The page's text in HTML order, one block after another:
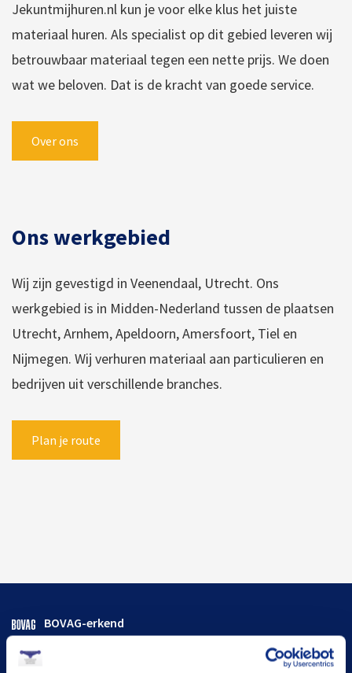
Jekuntmijhuren.nl kun je voor elke klus het juiste
materiaal huren. Als specialist op dit gebied leveren wij
betrouwbaar materiaal tegen een nette prijs. We doen
wat we beloven. Dat is de kracht van goede service.
Over ons
Ons werkgebied
Wij zijn gevestigd in Veenendaal, Utrecht. Ons
werkgebied is in Midden-Nederland tussen de plaatsen
Utrecht, Arnhem, Apeldoorn, Amersfoort, Tiel en
Nijmegen. Wij verhuren materiaal aan particulieren en
bedrijven uit verschillende branches.
Plan je route
BOVAG-erkend